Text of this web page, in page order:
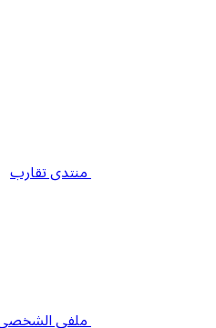
منتدى تقارب
ملفي